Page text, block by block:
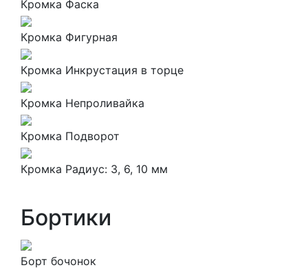
Кромка Фаска
Кромка Фигурная
Кромка Инкрустация в торце
Кромка Непроливайка
Кромка Подворот
Кромка Радиус: 3, 6, 10 мм
Бортики
Борт бочонок